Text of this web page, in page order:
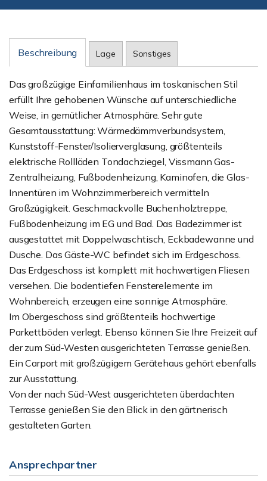
Beschreibung Lage Sonstiges
Das großzügige Einfamilienhaus im toskanischen Stil
erfüllt Ihre gehobenen Wünsche auf unterschiedliche
Weise, in gemütlicher Atmosphäre. Sehr gute
Gesamtausstattung: Wärmedämmverbundsystem,
Kunststoff-Fenster/Isolierverglasung, größtenteils
elektrische Rollläden Tondachziegel, Vissmann Gas-
Zentralheizung, Fußbodenheizung, Kaminofen, die Glas-
Innentüren im Wohnzimmerbereich vermitteln
Großzügigkeit. Geschmackvolle Buchenholztreppe,
Fußbodenheizung im EG und Bad. Das Badezimmer ist
ausgestattet mit Doppelwaschtisch, Eckbadewanne und
Dusche. Das Gäste-WC befindet sich im Erdgeschoss.
Das Erdgeschoss ist komplett mit hochwertigen Fliesen
versehen. Die bodentiefen Fensterelemente im
Wohnbereich, erzeugen eine sonnige Atmosphäre.
Im Obergeschoss sind größtenteils hochwertige
Parkettböden verlegt. Ebenso können Sie Ihre Freizeit auf
der zum Süd-Westen ausgerichteten Terrasse genießen.
Ein Carport mit großzügigem Gerätehaus gehört ebenfalls
zur Ausstattung.
Von der nach Süd-West ausgerichteten überdachten
Terrasse genießen Sie den Blick in den gärtnerisch
gestalteten Garten.
Ansprechpartner